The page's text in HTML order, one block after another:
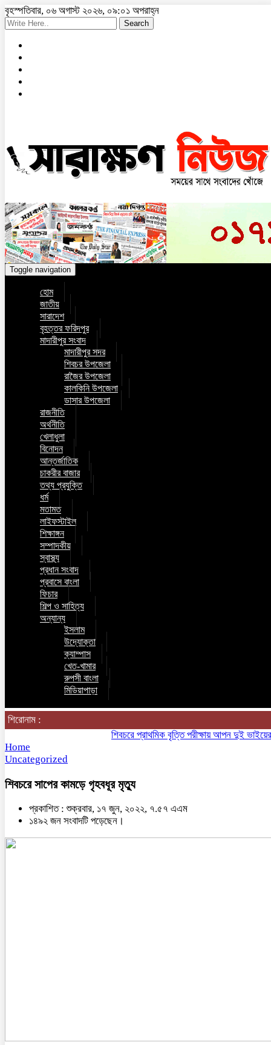
বৃহস্পতিবার, ০৬ অগাস্ট ২০২৬, ০৯:০১ অপরাহ্ন
Search
Toggle navigation
হোম
জাতীয়
সারাদেশ
বৃহত্তর ফরিদপুর
মাদারীপুর সংবাদ
মাদারীপুর সদর
শিবচর উপজেলা
রাজৈর উপজেলা
কালকিনি উপজেলা
ডাসার উপজেলা
রাজনীতি
অর্থনীতি
খেলাধুলা
বিনোদন
আন্তর্জাতিক
চাকরীর বাজার
তথ্য প্রযুক্তি
ধর্ম
মতামত
লাইফস্টাইল
শিক্ষাঙ্গন
সম্পাদকীয়
স্বাস্থ্য
প্রধান সংবাদ
প্রবাসে বাংলা
ফিচার
শিল্প ও সাহিত্য
অন্যান্য
ইসলাম
উদ্যোক্তা
ক্যাম্পাস
খেত-খামার
রুপসী বাংলা
মিডিয়াপাড়া
শিরোনাম :
শিবচরে প্রাথমিক বৃত্তি পরীক্ষায় আপন দুই ভাইয়ের
Home
Uncategorized
শিবচরে সাপের কামড়ে গৃহবধূর মৃত্যু
প্রকাশিত : শুক্রবার, ১৭ জুন, ২০২২, ৭.৫৭ এএম
১৪৯২ জন সংবাদটি পড়েছেন।